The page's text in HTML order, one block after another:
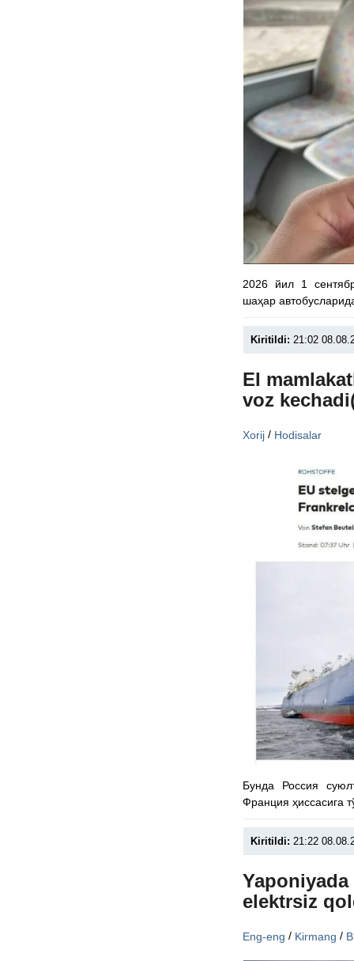
2026 йил 1
шаҳар
Kiritildi: 21:02
EI
voz
Xorij / Hodisalar
Бунда Россия
Франция ҳиссасига
Kiritildi: 21:22
elektrsiz
Eng-eng / Kirmang /